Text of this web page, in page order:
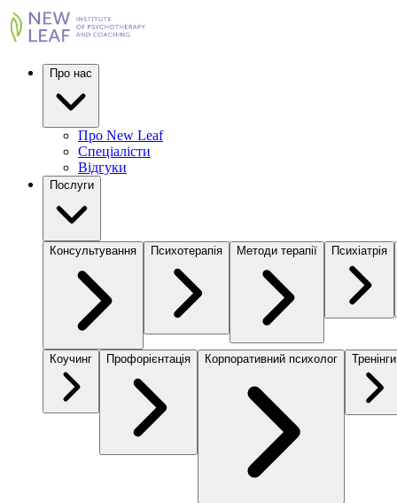
Про нас
Про New Leaf
Спеціалісти
Відгуки
Послуги
Консультування Психотерапія Методи терапії Психіатрія
Коучинг Профорієнтація Корпоративний психолог Тренінги